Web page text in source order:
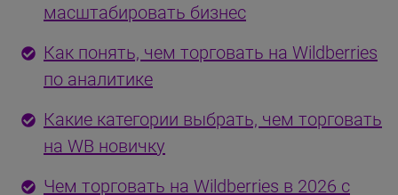
масштабировать бизнес
Как понять, чем торговать на Wildberries
по аналитике
Какие категории выбрать, чем торговать
на WB новичку
Чем торговать на Wildberries в 2026 с